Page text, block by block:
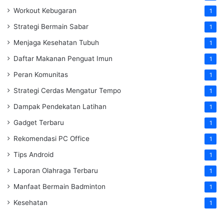
Workout Kebugaran 1
Strategi Bermain Sabar 1
Menjaga Kesehatan Tubuh 1
Daftar Makanan Penguat Imun 1
Peran Komunitas 1
Strategi Cerdas Mengatur Tempo 1
Dampak Pendekatan Latihan 1
Gadget Terbaru 1
Rekomendasi PC Office 1
Tips Android 1
Laporan Olahraga Terbaru 1
Manfaat Bermain Badminton 1
Kesehatan 1